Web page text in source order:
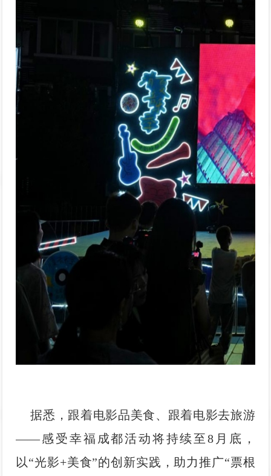
据悉，跟着电影品美食、跟着电影去旅游
——感受幸福成都活动将持续至8月底，
以“光影+美食”的创新实践，助力推广“票根